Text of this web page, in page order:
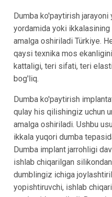
Dumba ko'paytirish
yordamida yoki
amalga oshiriladi Türkiye.
qaysi texnika mos
kattaligi, teri sifati, teri
bog'liq.
Dumba ko'paytirish
qulay his qilishingiz uchun
amalga oshiriladi. Ushbu
ikkala yuqori dumba
Dumba implant jarrohligi
ishlab chiqarilgan
dumblingiz ichiga
yopishtiruvchi, ishlab